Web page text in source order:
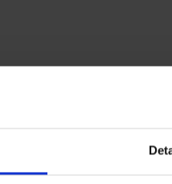
claire® lh von